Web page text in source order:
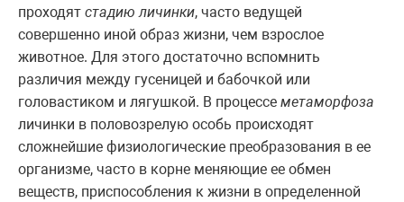
проходят стадию личинки, часто ведущей
совершенно иной образ жизни, чем взрослое
животное. Для этого достаточно вспомнить
различия между гусеницей и бабочкой или
головастиком и лягушкой. В процессе метаморфоза
личинки в половозрелую особь происходят
сложнейшие физиологические преобразования в ее
организме, часто в корне меняющие ее обмен
веществ, приспособления к жизни в определенной